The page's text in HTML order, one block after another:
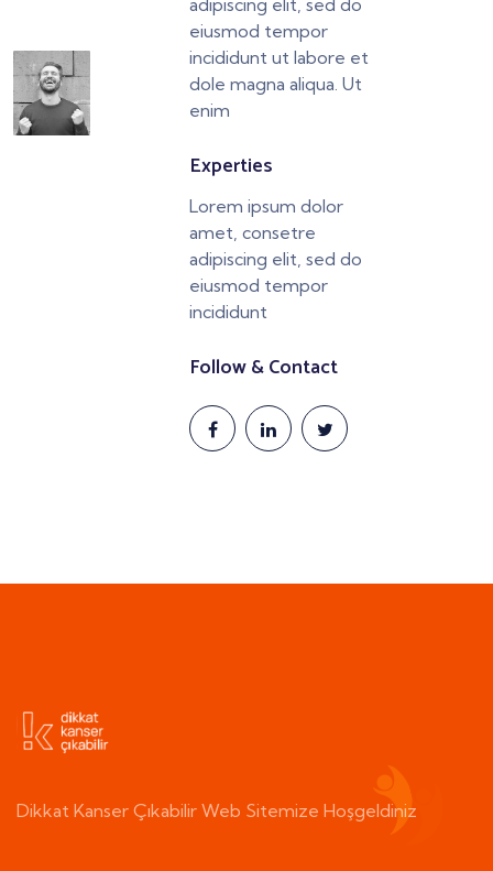
adipiscing elit, sed do
eiusmod tempor
incididunt ut labore et
dole magna aliqua. Ut
enim
Experties
Lorem ipsum dolor
amet, consetre
adipiscing elit, sed do
eiusmod tempor
incididunt
Follow & Contact
Dikkat Kanser Çıkabilir Web Sitemize Hoşgeldiniz